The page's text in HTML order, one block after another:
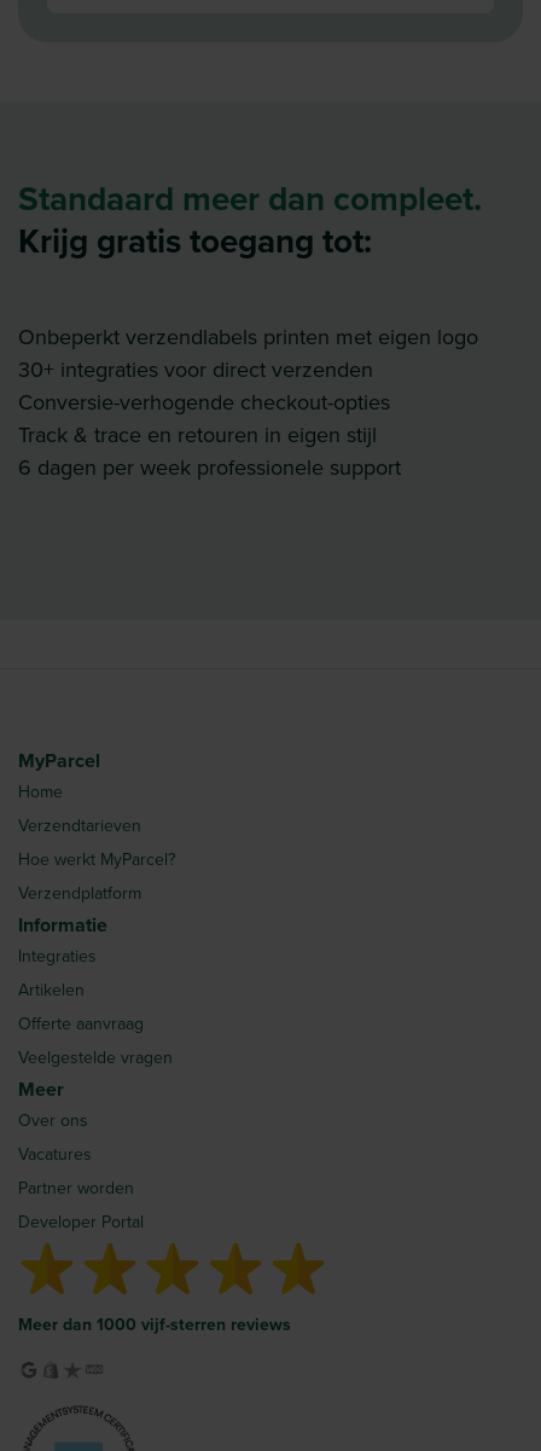
Standaard meer dan compleet.
Krijg gratis toegang tot:
Onbeperkt verzendlabels printen met eigen logo
30+ integraties voor direct verzenden
Conversie-verhogende checkout-opties
Track & trace en retouren in eigen stijl
6 dagen per week professionele support
MyParcel
Home
Verzendtarieven
Hoe werkt MyParcel?
Verzendplatform
Informatie
Integraties
Artikelen
Offerte aanvraag
Veelgestelde vragen
Meer
Over ons
Vacatures
Partner worden
Developer Portal
Meer dan 1000 vijf-sterren reviews